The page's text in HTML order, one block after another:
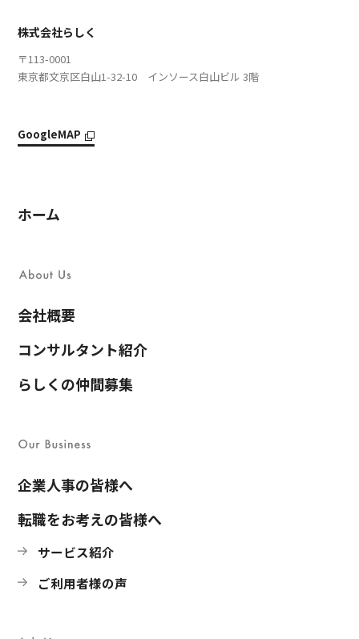
株式会社らしく
〒113-0001
東京都文京区白山1-32-10 インソース白山ビル 3階
GoogleMAP
ホーム
会社概要
コンサルタント紹介
らしくの仲間募集
企業人事の皆様へ
転職をお考えの皆様へ
サービス紹介
ご利用者様の声